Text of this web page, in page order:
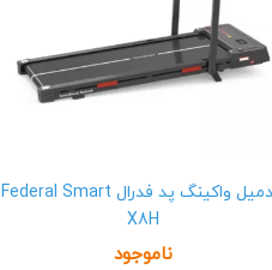
تردمیل واکینگ پد فدرال Federal Smart
X8H
ناموجود